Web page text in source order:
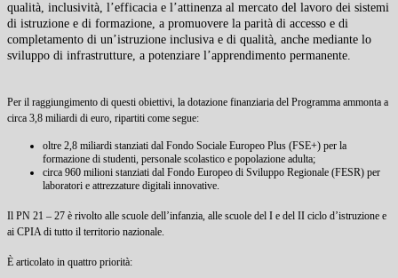
qualità, inclusività, l’efficacia e l’attinenza al mercato del lavoro dei sistemi
di istruzione e di formazione, a promuovere la parità di accesso e di
completamento di un’istruzione inclusiva e di qualità, anche mediante lo
sviluppo di infrastrutture, a potenziare l’apprendimento permanente.
Per il raggiungimento di questi obiettivi, la dotazione finanziaria del Programma ammonta a
circa 3,8 miliardi di euro, ripartiti come segue:
oltre 2,8 miliardi stanziati dal Fondo Sociale Europeo Plus (FSE+) per la
formazione di studenti, personale scolastico e popolazione adulta;
circa 960 milioni stanziati dal Fondo Europeo di Sviluppo Regionale (FESR) per
laboratori e attrezzature digitali innovative.
Il PN 21 – 27 è rivolto alle scuole dell’infanzia, alle scuole del I e del II ciclo d’istruzione e
ai CPIA di tutto il territorio nazionale.
È articolato in quattro priorità: